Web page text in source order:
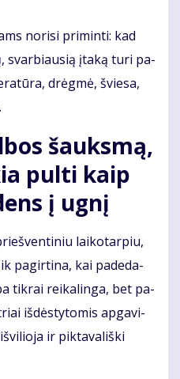
no­ri­si pri­min­ti: kad
svar­biau­sią įta­ką tu­ri pa­
drėg­mė, švie­sa,
šauks­mą,
pul­ti kaip
į ug­nį
lai­ko­tar­piu,
pa­gir­ti­na, kai pa­de­da­
tik­rai rei­ka­lin­ga, bet pa­
iš­dės­ty­to­mis ap­ga­vi­
ir pik­ta­va­liš­ki